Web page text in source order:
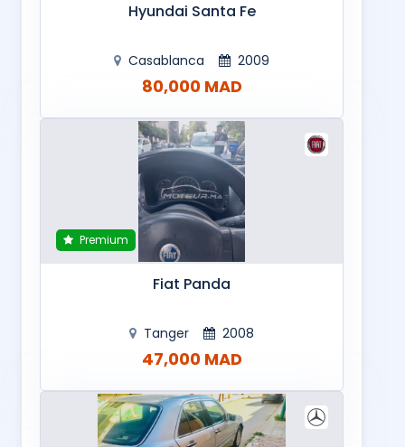
Hyundai Santa Fe
Casablanca 2009
80,000 MAD
Premium
Fiat Panda
Tanger 2008
47,000 MAD